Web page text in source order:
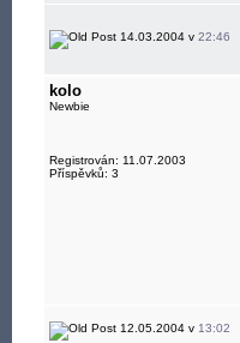
14.03.2004 v 22:46
kolo
Newbie
Registrován: 11.07.2003
Příspěvků: 3
12.05.2004 v 13:02